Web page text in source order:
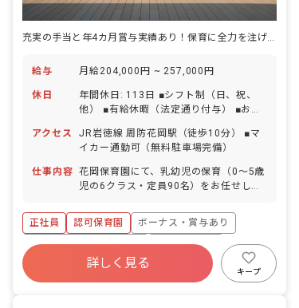
給与 月給204,000円 ~ 257,000円
休日
年間休日: 113日 ■シフト制（日、祝、
他） ■有給休暇（法定通り付与） ■お盆
定通り付与）
アクセス
JR岩徳線 周防花岡駅（徒歩10分） ■マ
イカー通勤可（無料駐車場完備）
仕事内容 花岡保育園にて、乳幼児の保育（0～5歳
児の6クラス・定員90名）をお任せしま
正社員
認可保育園
ボーナス・賞与あり
寮・住宅・家賃補助あり
社会保険完備
福利厚生充実
退職金制度
詳しく見る
キープ